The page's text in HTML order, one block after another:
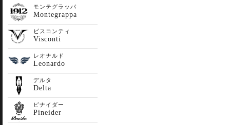
モンテグラッパ
Montegrappa
ビスコンティ
Visconti
レオナルド
Leonardo
デルタ
Delta
ピナイダー
Pineider